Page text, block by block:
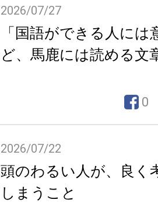
2026/07/27
「国語ができる人には
ど、馬鹿には読める文
0
2026/07/22
頭のわるい人が、良く
しまうこと